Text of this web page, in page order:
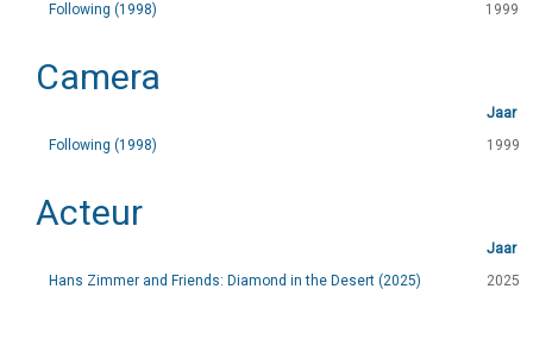
Following (1998) 1999
Camera
Jaar
Following (1998)
1999
Acteur
Jaar
Hans Zimmer and Friends: Diamond in the Desert (2025)
2025